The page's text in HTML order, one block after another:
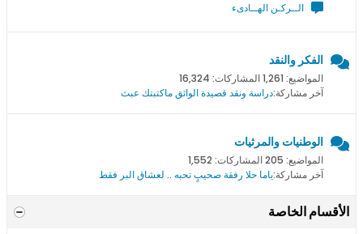
الــركـن الهــادىء
الفكر والنقد
المواضيع: 1,261 المشاركات: 16,324
آخر مشاركة:دراسة ونقد قصيدة الواثق ماكتبتك عبث
الوطنيات والمرثيات
المواضيع: 205 المشاركات: 1,552
آخر مشاركة:ياما حلا رفقة صحيبٍ تحبه .. لعشاق البر فقط
الأقسام الخاصة